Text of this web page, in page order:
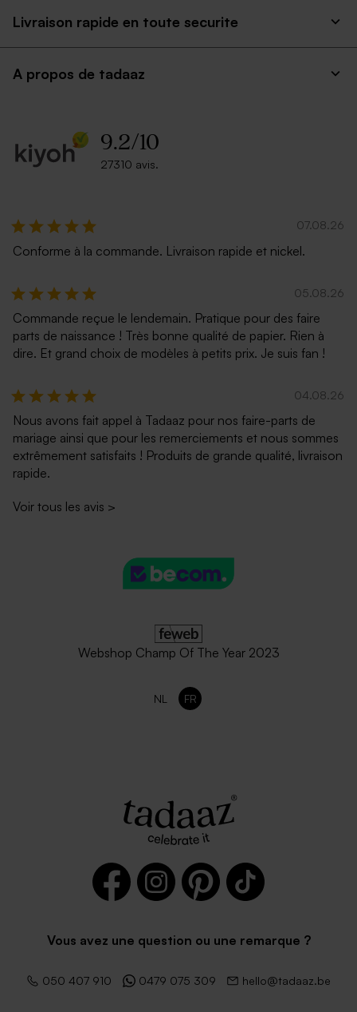
Livraison rapide en toute securite
A propos de tadaaz
9.2/10
27310 avis.
07.08.26
Conforme à la commande. Livraison rapide et nickel.
05.08.26
Commande reçue le lendemain. Pratique pour des faire
parts de naissance ! Très bonne qualité de papier. Rien à
dire. Et grand choix de modèles à petits prix. Je suis fan !
04.08.26
Nous avons fait appel à Tadaaz pour nos faire-parts de
mariage ainsi que pour les remerciements et nous sommes
extrêmement satisfaits ! Produits de grande qualité, livraison
rapide.
Voir tous les avis >
Webshop Champ Of The Year 2023
NL FR
Vous avez une question ou une remarque ?
050 407 910 0479 075 309 hello@tadaaz.be